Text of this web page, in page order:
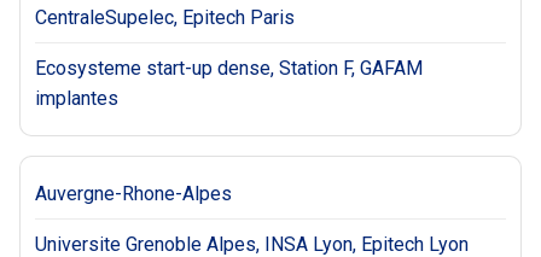
CentraleSupelec, Epitech Paris
Ecosysteme start-up dense, Station F, GAFAM
implantes
Auvergne-Rhone-Alpes
Universite Grenoble Alpes, INSA Lyon, Epitech Lyon